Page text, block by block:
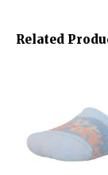
Related